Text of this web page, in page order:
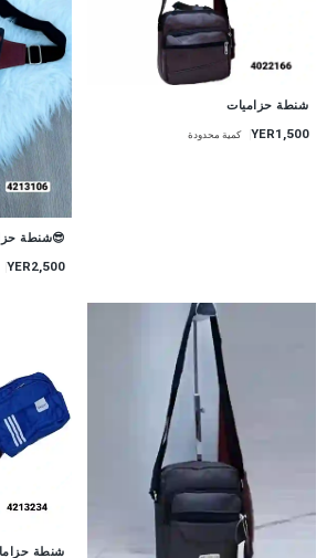
شنطة حزاميات
YER1,500 كمية محدودة
😎شنطة
YER2,500
شنطة